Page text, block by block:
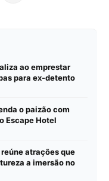
ao emprestar
para ex-detento
o paizão com
Escape Hotel
reúne atrações que
a imersão no